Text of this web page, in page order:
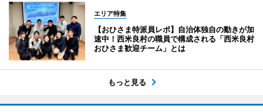
エリア特集
【おひさま特派員レポ】自治体独自の動きが加
速中！西米良村の職員で構成される「西米良村
おひさま歓迎チーム」とは
もっと見る